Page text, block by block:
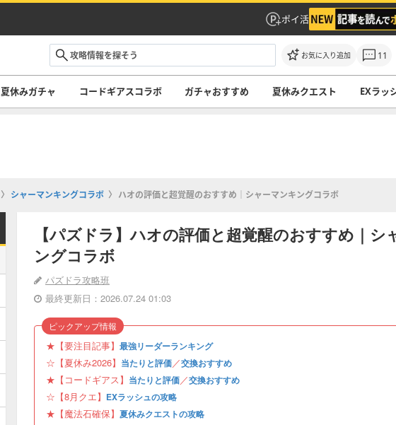
ポイ活
お気に入り追加 11
夏休みガチャ コードギアスコラボ ガチャおすすめ 夏休みクエスト EXラッ
シャーマンキングコラボ ハオの評価と超覚醒のおすすめ｜シャーマンキングコラボ
【パズドラ】ハオの評価と超覚醒のおすすめ｜シ
ングコラボ
パズドラ攻略班
最終更新日：2026.07.24 01:03
★【要注目記事】 最強リーダーランキング
☆【夏休み2026】 当たりと評価／交換おすすめ
★【コードギアス】 当たりと評価／交換おすすめ
☆【8月クエ】 EXラッシュの攻略
★【魔法石確保】 夏休みクエストの攻略
ピックアップ情報